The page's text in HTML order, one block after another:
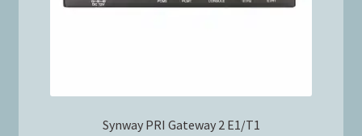
Synway PRI Gateway 2 E1/T1